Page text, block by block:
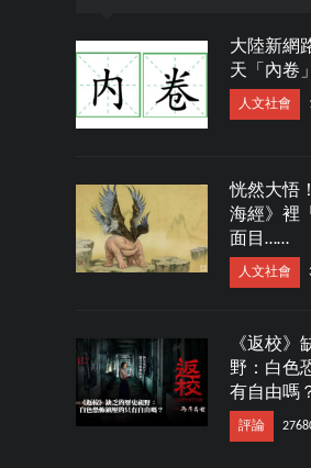
大陸新網
天「內卷
人文社會
恍然大悟
海經》裡
面目……
人文社會
《返校》
野：白色
有自由嗎
評論